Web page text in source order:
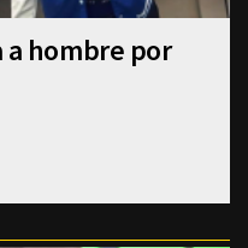
a hombre por